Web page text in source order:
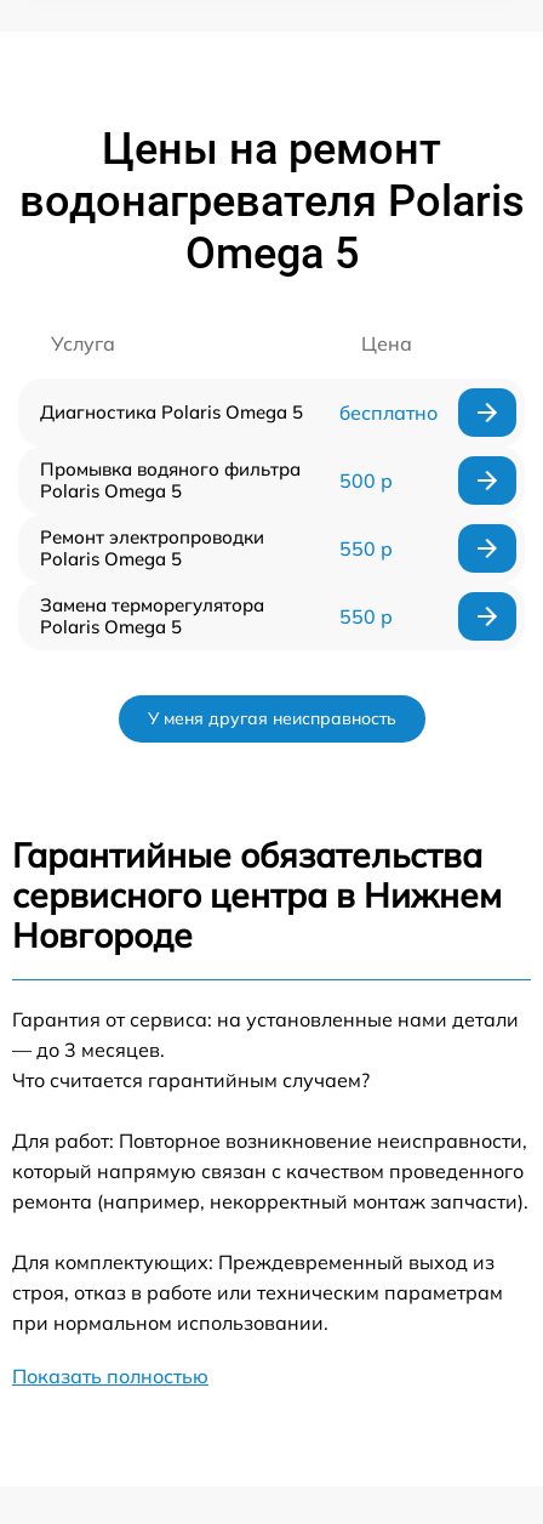
Цены на ремонт
водонагревателя Polaris
Omega 5
Услуга Цена
Диагностика Polaris Omega 5 бесплатно
Промывка водяного фильтра
Polaris Omega 5
500 р
Ремонт электропроводки
Polaris Omega 5
550 р
Замена терморегулятора
Polaris Omega 5
550 р
У меня другая неисправность
Гарантийные обязательства
сервисного центра в Нижнем
Новгороде
Гарантия от сервиса: на установленные нами детали
— до 3 месяцев.
Что считается гарантийным случаем?
Для работ: Повторное возникновение неисправности,
который напрямую связан с качеством проведенного
ремонта (например, некорректный монтаж запчасти).
Для комплектующих: Преждевременный выход из
строя, отказ в работе или техническим параметрам
при нормальном использовании.
Показать полностью